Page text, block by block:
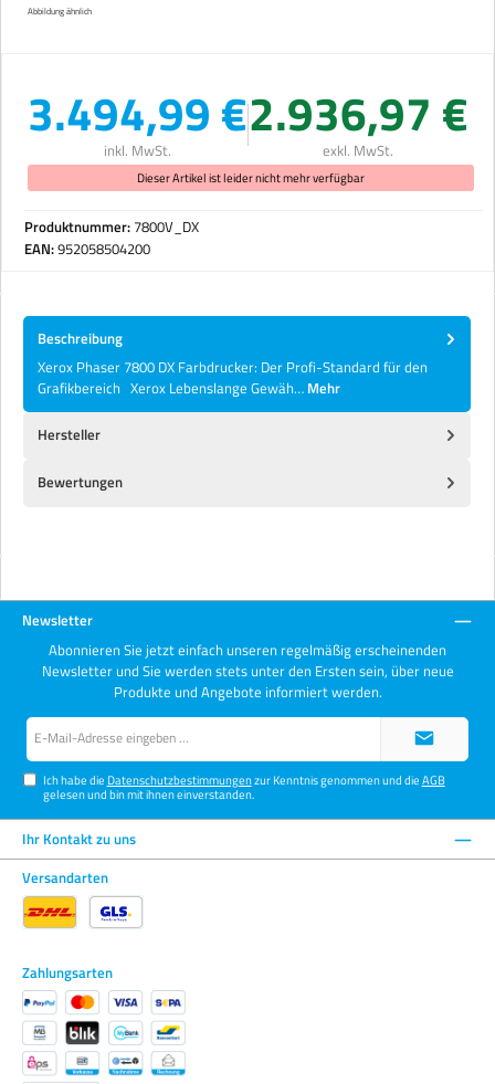
Abbildung ähnlich
3.494,99 €
inkl. MwSt.
2.936,97 €
exkl. MwSt.
Dieser Artikel ist leider nicht mehr verfügbar
Produktnummer: 7800V_DX
EAN:952058504200
Beschreibung
Xerox Phaser 7800 DX Farbdrucker: Der Profi-Standard für den
Grafikbereich Xerox Lebenslange Gewäh… Mehr
Hersteller
Bewertungen
Newsletter
Abonnieren Sie jetzt einfach unseren regelmäßig erscheinenden
Newsletter und Sie werden stets unter den Ersten sein, über neue
Produkte und Angebote informiert werden.
Ich habe die Datenschutzbestimmungenzur Kenntnis genommen und dieAGB
gelesen und bin mit ihnen einverstanden.
Ihr Kontakt zu uns
Versandarten
Zahlungsarten